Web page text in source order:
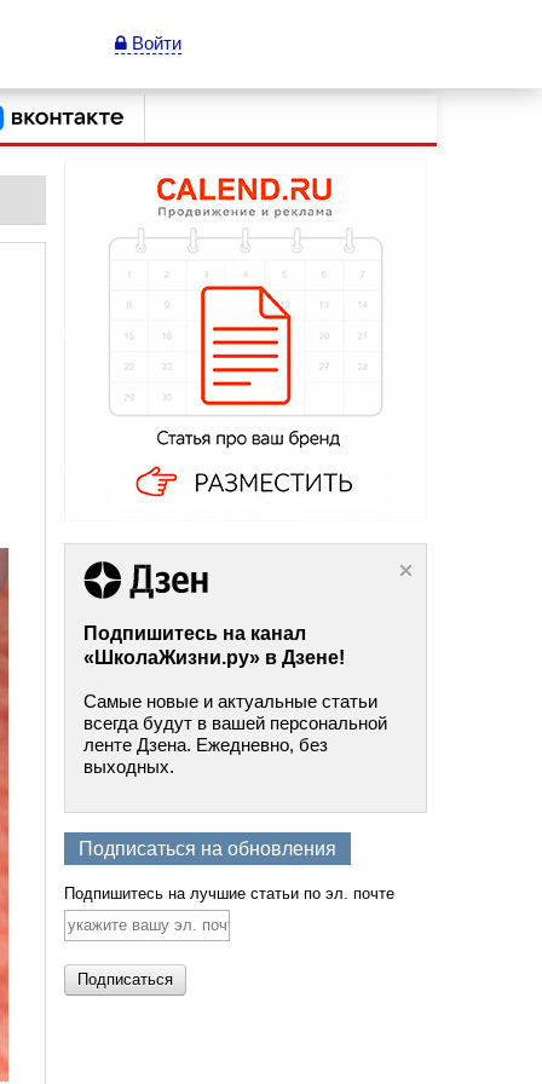
Войти
Подпишитесь на канал
«ШколаЖизни.ру» в Дзене!
Самые новые и актуальные статьи
всегда будут в вашей персональной
ленте Дзена. Ежедневно, без
выходных.
Подписаться на обновления
Подпишитесь на лучшие статьи по эл. почте